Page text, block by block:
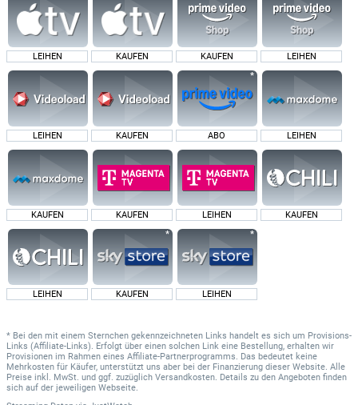
LEIHEN KAUFEN KAUFEN LEIHEN
LEIHEN KAUFEN ABO LEIHEN
KAUFEN KAUFEN LEIHEN KAUFEN
LEIHEN KAUFEN LEIHEN
* Bei den mit einem Sternchen gekennzeichneten Links handelt es sich um Provisions-
Links (Affiliate-Links). Erfolgt über einen solchen Link eine Bestellung, erhalten wir
Provisionen im Rahmen eines Affiliate-Partnerprogramms. Das bedeutet keine
Mehrkosten für Käufer, unterstützt uns aber bei der Finanzierung dieser Website. Alle
Preise inkl. MwSt. und ggf. zuzüglich Versandkosten. Details zu den Angeboten finden
sich auf der jeweiligen Webseite.